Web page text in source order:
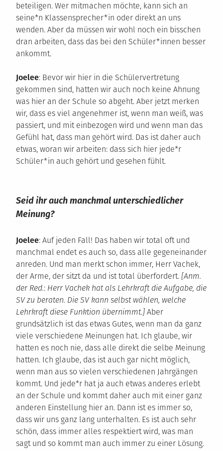
beteiligen. Wer mitmachen möchte, kann sich an
seine*n Klassensprecher*in oder direkt an uns
wenden. Aber da müssen wir wohl noch ein bisschen
dran arbeiten, dass das bei den Schüler*innen besser
ankommt.
Joelee: Bevor wir hier in die Schülervertretung
gekommen sind, hatten wir auch noch keine Ahnung
was hier an der Schule so abgeht. Aber jetzt merken
wir, dass es viel angenehmer ist, wenn man weiß, was
passiert, und mit einbezogen wird und wenn man das
Gefühl hat, dass man gehört wird. Das ist daher auch
etwas, woran wir arbeiten: dass sich hier jede*r
Schüler*in auch gehört und gesehen fühlt.
Seid ihr auch manchmal unterschiedlicher
Meinung?
Joelee: Auf jeden Fall! Das haben wir total oft und
manchmal endet es auch so, dass alle gegeneinander
anreden. Und man merkt schon immer, Herr Vachek,
der Arme, der sitzt da und ist total überfordert. [Anm.
der Red.: Herr Vachek hat als Lehrkraft die Aufgabe, die
SV zu beraten. Die SV kann selbst wählen, welche
Lehrkraft diese Funktion übernimmt.] Aber
grundsätzlich ist das etwas Gutes, wenn man da ganz
viele verschiedene Meinungen hat. Ich glaube, wir
hatten es noch nie, dass alle direkt die selbe Meinung
hatten. Ich glaube, das ist auch gar nicht möglich,
wenn man aus so vielen verschiedenen Jahrgängen
kommt. Und jede*r hat ja auch etwas anderes erlebt
an der Schule und kommt daher auch mit einer ganz
anderen Einstellung hier an. Dann ist es immer so,
dass wir uns ganz lang unterhalten. Es ist auch sehr
schön, dass immer alles respektiert wird, was man
sagt und so kommt man auch immer zu einer Lösung.